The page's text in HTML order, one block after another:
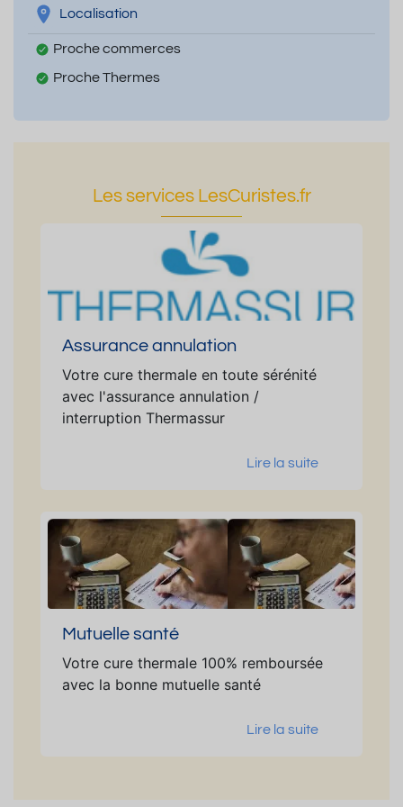
Localisation
Proche commerces
Proche Thermes
Les services LesCuristes.fr
Assurance annulation
Votre cure thermale en toute sérénité
avec l'assurance annulation /
interruption Thermassur
Lire la suite
Mutuelle santé
Votre cure thermale 100% remboursée
avec la bonne mutuelle santé
Lire la suite